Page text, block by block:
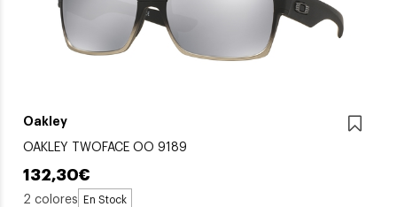
Oakley
OAKLEY TWOFACE OO 9189
132,30€
2 colores En Stock